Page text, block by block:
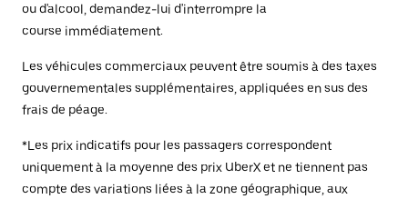
ou d'alcool, demandez-lui d'interrompre la
course immédiatement.
Les véhicules commerciaux peuvent être soumis à des taxes
gouvernementales supplémentaires, appliquées en sus des
frais de péage.
*Les prix indicatifs pour les passagers correspondent
uniquement à la moyenne des prix UberX et ne tiennent pas
compte des variations liées à la zone géographique, aux